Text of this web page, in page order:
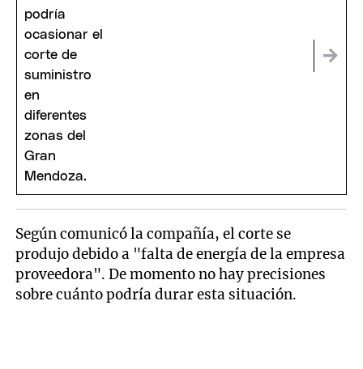
Según comunicó la compañía, el corte se
produjo debido a "falta de energía de la empresa
proveedora". De momento no hay precisiones
sobre cuánto podría durar esta situación.